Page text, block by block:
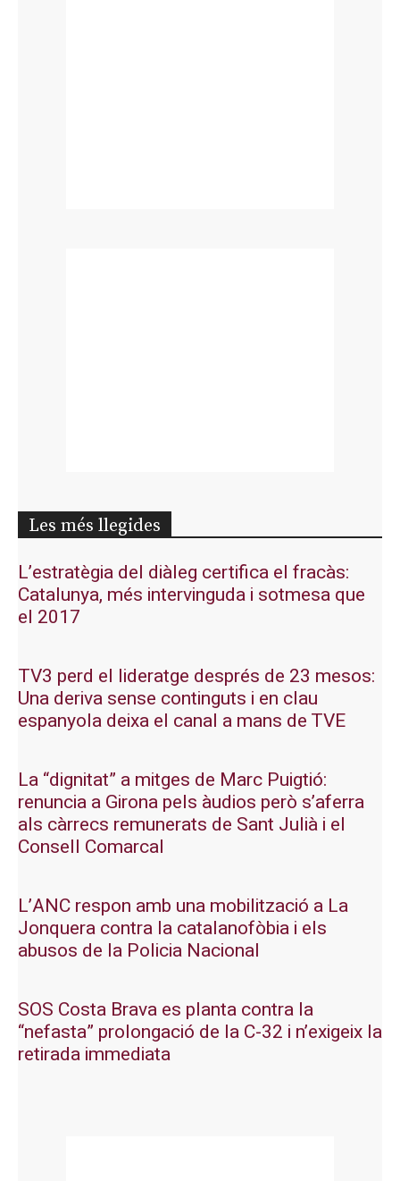
Les més llegides
L’estratègia del diàleg certifica el fracàs:
Catalunya, més intervinguda i sotmesa que
el 2017
TV3 perd el lideratge després de 23 mesos:
Una deriva sense continguts i en clau
espanyola deixa el canal a mans de TVE
La “dignitat” a mitges de Marc Puigtió:
renuncia a Girona pels àudios però s’aferra
als càrrecs remunerats de Sant Julià i el
Consell Comarcal
L’ANC respon amb una mobilització a La
Jonquera contra la catalanofòbia i els
abusos de la Policia Nacional
SOS Costa Brava es planta contra la
“nefasta” prolongació de la C-32 i n’exigeix la
retirada immediata